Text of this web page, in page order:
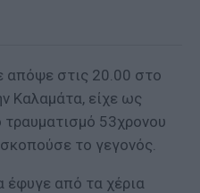
απόψε στις 20.00 στο
Καλαμάτα, είχε ως
53χρονου
το γεγονός.
έφυγε από τα χέρια